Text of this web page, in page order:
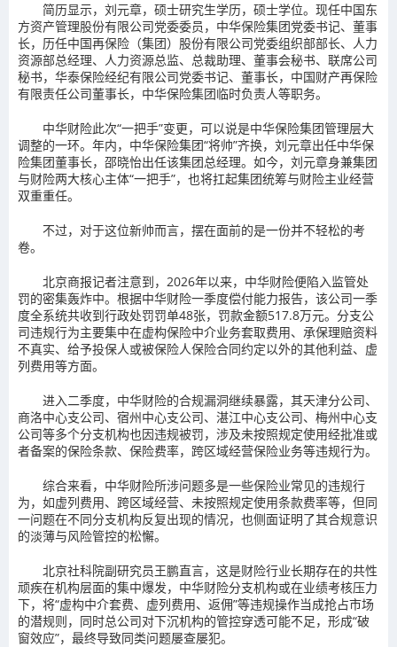
简历显示，刘元章，硕士研究生学历，硕士学位。现任中国东
方资产管理股份有限公司党委委员，中华保险集团党委书记、董事
长，历任中国再保险（集团）股份有限公司党委组织部部长、人力
资源部总经理、人力资源总监、总裁助理、董事会秘书、联席公司
秘书，华泰保险经纪有限公司党委书记、董事长，中国财产再保险
有限责任公司董事长，中华保险集团临时负责人等职务。
中华财险此次“一把手”变更，可以说是中华保险集团管理层大
调整的一环。年内，中华保险集团“将帅”齐换，刘元章出任中华保
险集团董事长，邵晓怡出任该集团总经理。如今，刘元章身兼集团
与财险两大核心主体“一把手”，也将扛起集团统筹与财险主业经营
双重重任。
不过，对于这位新帅而言，摆在面前的是一份并不轻松的考
卷。
北京商报记者注意到，2026年以来，中华财险便陷入监管处
罚的密集轰炸中。根据中华财险一季度偿付能力报告，该公司一季
度全系统共收到行政处罚罚单48张，罚款金额517.8万元。分支公
司违规行为主要集中在虚构保险中介业务套取费用、承保理赔资料
不真实、给予投保人或被保险人保险合同约定以外的其他利益、虚
列费用等方面。
进入二季度，中华财险的合规漏洞继续暴露，其天津分公司、
商洛中心支公司、宿州中心支公司、湛江中心支公司、梅州中心支
公司等多个分支机构也因违规被罚，涉及未按照规定使用经批准或
者备案的保险条款、保险费率，跨区域经营保险业务等违规行为。
综合来看，中华财险所涉问题多是一些保险业常见的违规行
为，如虚列费用、跨区域经营、未按照规定使用条款费率等，但同
一问题在不同分支机构反复出现的情况，也侧面证明了其合规意识
的淡薄与风险管控的松懈。
北京社科院副研究员王鹏直言，这是财险行业长期存在的共性
顽疾在机构层面的集中爆发，中华财险分支机构或在业绩考核压力
下，将“虚构中介套费、虚列费用、返佣”等违规操作当成抢占市场
的潜规则，同时总公司对下沉机构的管控穿透可能不足，形成“破
窗效应”，最终导致同类问题屡查屡犯。